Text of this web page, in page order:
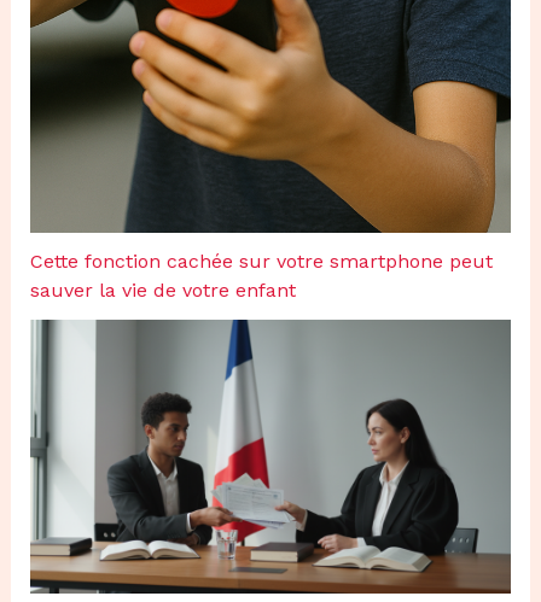
Cette fonction cachée sur votre smartphone peut
sauver la vie de votre enfant